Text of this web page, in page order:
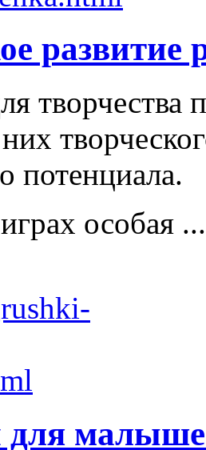
развитие
творчества
них
потенциала.
особая ...